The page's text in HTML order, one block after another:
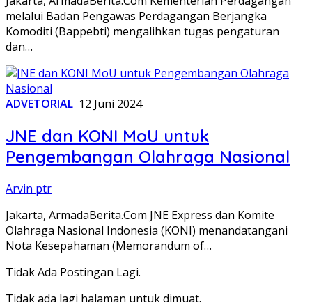
melalui Badan Pengawas Perdagangan Berjangka
Komoditi (Bappebti) mengalihkan tugas pengaturan
dan…
ADVETORIAL 12 Juni 2024
JNE dan KONI MoU untuk
Pengembangan Olahraga Nasional
Arvin ptr
Jakarta, ArmadaBerita.Com JNE Express dan Komite
Olahraga Nasional Indonesia (KONI) menandatangani
Nota Kesepahaman (Memorandum of…
Tidak Ada Postingan Lagi.
Tidak ada lagi halaman untuk dimuat.